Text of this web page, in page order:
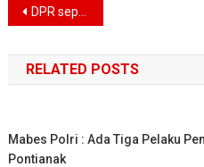
Navigasi
pos
DPR sepakat bawa revisi UU KPK ke paripurna
RELATED POSTS
Mabes Polri : Ada Tiga Pelaku
Pontianak